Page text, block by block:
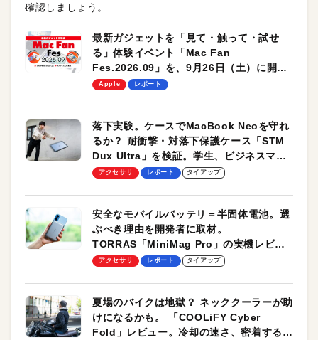
確認しましょう。
最新ガジェットを「見て・触って・試せ
る」体験イベント「Mac Fan
Fes.2026.09」を、9月26日（土）に開催
します！
Apple レポート
落下実験。ケースでMacBook Neoを守れ
るか？ 耐衝撃・対落下保護ケース「STM
Dux Ultra」を検証。学生、ビジネスマン
のモバイルユースに最適！
アクセサリ レポート タイアップ
安全なモバイルバッテリ＝半固体電池。選
ぶべき理由を開発者に取材。
TORRAS「MiniMag Pro」の実機レビュ
ーも
アクセサリ レポート タイアップ
夏場のバイクは地獄？ ネッククーラーが助
けになるかも。 「COOLiFY Cyber
Fold」レビュー。冷却の速さ、密着する冷